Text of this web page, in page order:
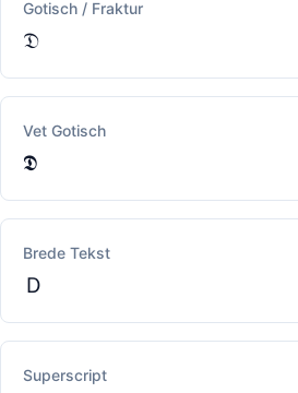
Gotisch / Fraktur
𝔇
Vet Gotisch
𝕯
Brede Tekst
Ｄ
Superscript